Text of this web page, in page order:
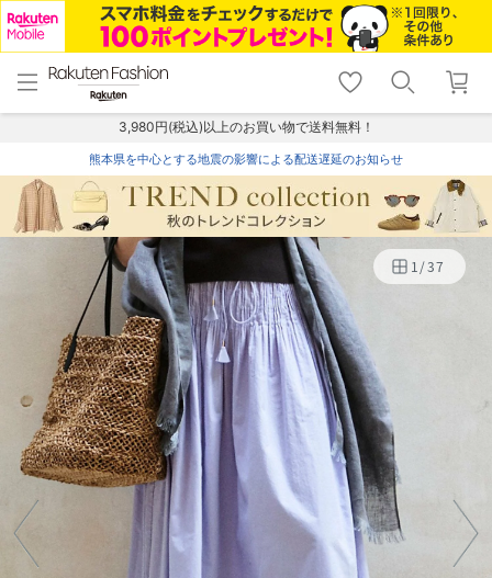
menu home
トップ
shopping_cart lock_outline
ログイン
3,980円(税込)以上のお買い物で送料無料！
熊本県を中心とする地震の影響による配送遅延のお知らせ
1/37